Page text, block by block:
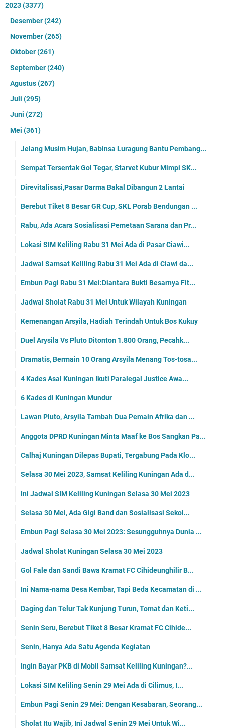
2023(3377)
Desember(242)
November(265)
Oktober(261)
September(240)
Agustus(267)
Juli (295)
Juni (272)
Mei (361)
Jelang Musim Hujan, Babinsa Luragung Bantu Pembang...
Sempat Tersentak Gol Tegar, Starvet Kubur Mimpi SK...
Direvitalisasi,Pasar Darma Bakal Dibangun 2 Lantai
Berebut Tiket 8 Besar GR Cup, SKL Porab Bendungan ...
Rabu, Ada Acara Sosialisasi Pemetaan Sarana dan Pr...
Lokasi SIM Keliling Rabu 31 Mei Ada di Pasar Ciawi...
Jadwal Samsat Keliling Rabu 31 Mei Ada di Ciawi da...
Embun Pagi Rabu 31 Mei:Diantara Bukti Besarnya Fit...
Jadwal Sholat Rabu 31 Mei Untuk Wilayah Kuningan
Kemenangan Arsyila, Hadiah Terindah Untuk Bos Kukuy
Duel Arysila Vs Pluto Ditonton 1.800 Orang, Pecahk...
Dramatis, Bermain 10 Orang Arsyila Menang Tos-tosa...
4 Kades Asal Kuningan Ikuti Paralegal Justice Awa...
6 Kades di Kuningan Mundur
Lawan Pluto, Arsyila Tambah Dua Pemain Afrika dan ...
Anggota DPRD Kuningan Minta Maaf ke Bos Sangkan Pa...
Calhaj Kuningan Dilepas Bupati, Tergabung Pada Klo...
Selasa 30 Mei 2023, Samsat Keliling Kuningan Ada d...
Ini Jadwal SIM Keliling Kuningan Selasa 30 Mei 2023
Selasa 30 Mei, Ada Gigi Band dan Sosialisasi Sekol...
Embun Pagi Selasa 30 Mei 2023: Sesungguhnya Dunia ...
Jadwal Sholat Kuningan Selasa 30 Mei 2023
Gol Fale dan Sandi Bawa Kramat FC Cihideunghilir B...
Ini Nama-nama Desa Kembar, Tapi Beda Kecamatan di ...
Daging dan Telur Tak Kunjung Turun, Tomat dan Keti...
Senin Seru, Berebut Tiket 8 Besar Kramat FC Cihide...
Senin, Hanya Ada Satu Agenda Kegiatan
Ingin Bayar PKB di Mobil Samsat Keliling Kuningan?...
Lokasi SIM Keliling Senin 29 Mei Ada di Cilimus, I...
Embun Pagi Senin 29 Mei: Dengan Kesabaran, Seorang...
Sholat Itu Wajib, Ini Jadwal Senin 29 Mei Untuk Wi...